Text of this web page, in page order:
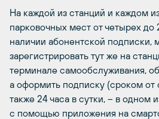
На каждой из станций и каждом
парковочных мест от четырех до
наличии абонентской подписки,
зарегистрировать тут же на
терминале самообслуживания,
а оформить подписку (сроком от
также 24 часа в сутки, – в одном
с помощью приложения на